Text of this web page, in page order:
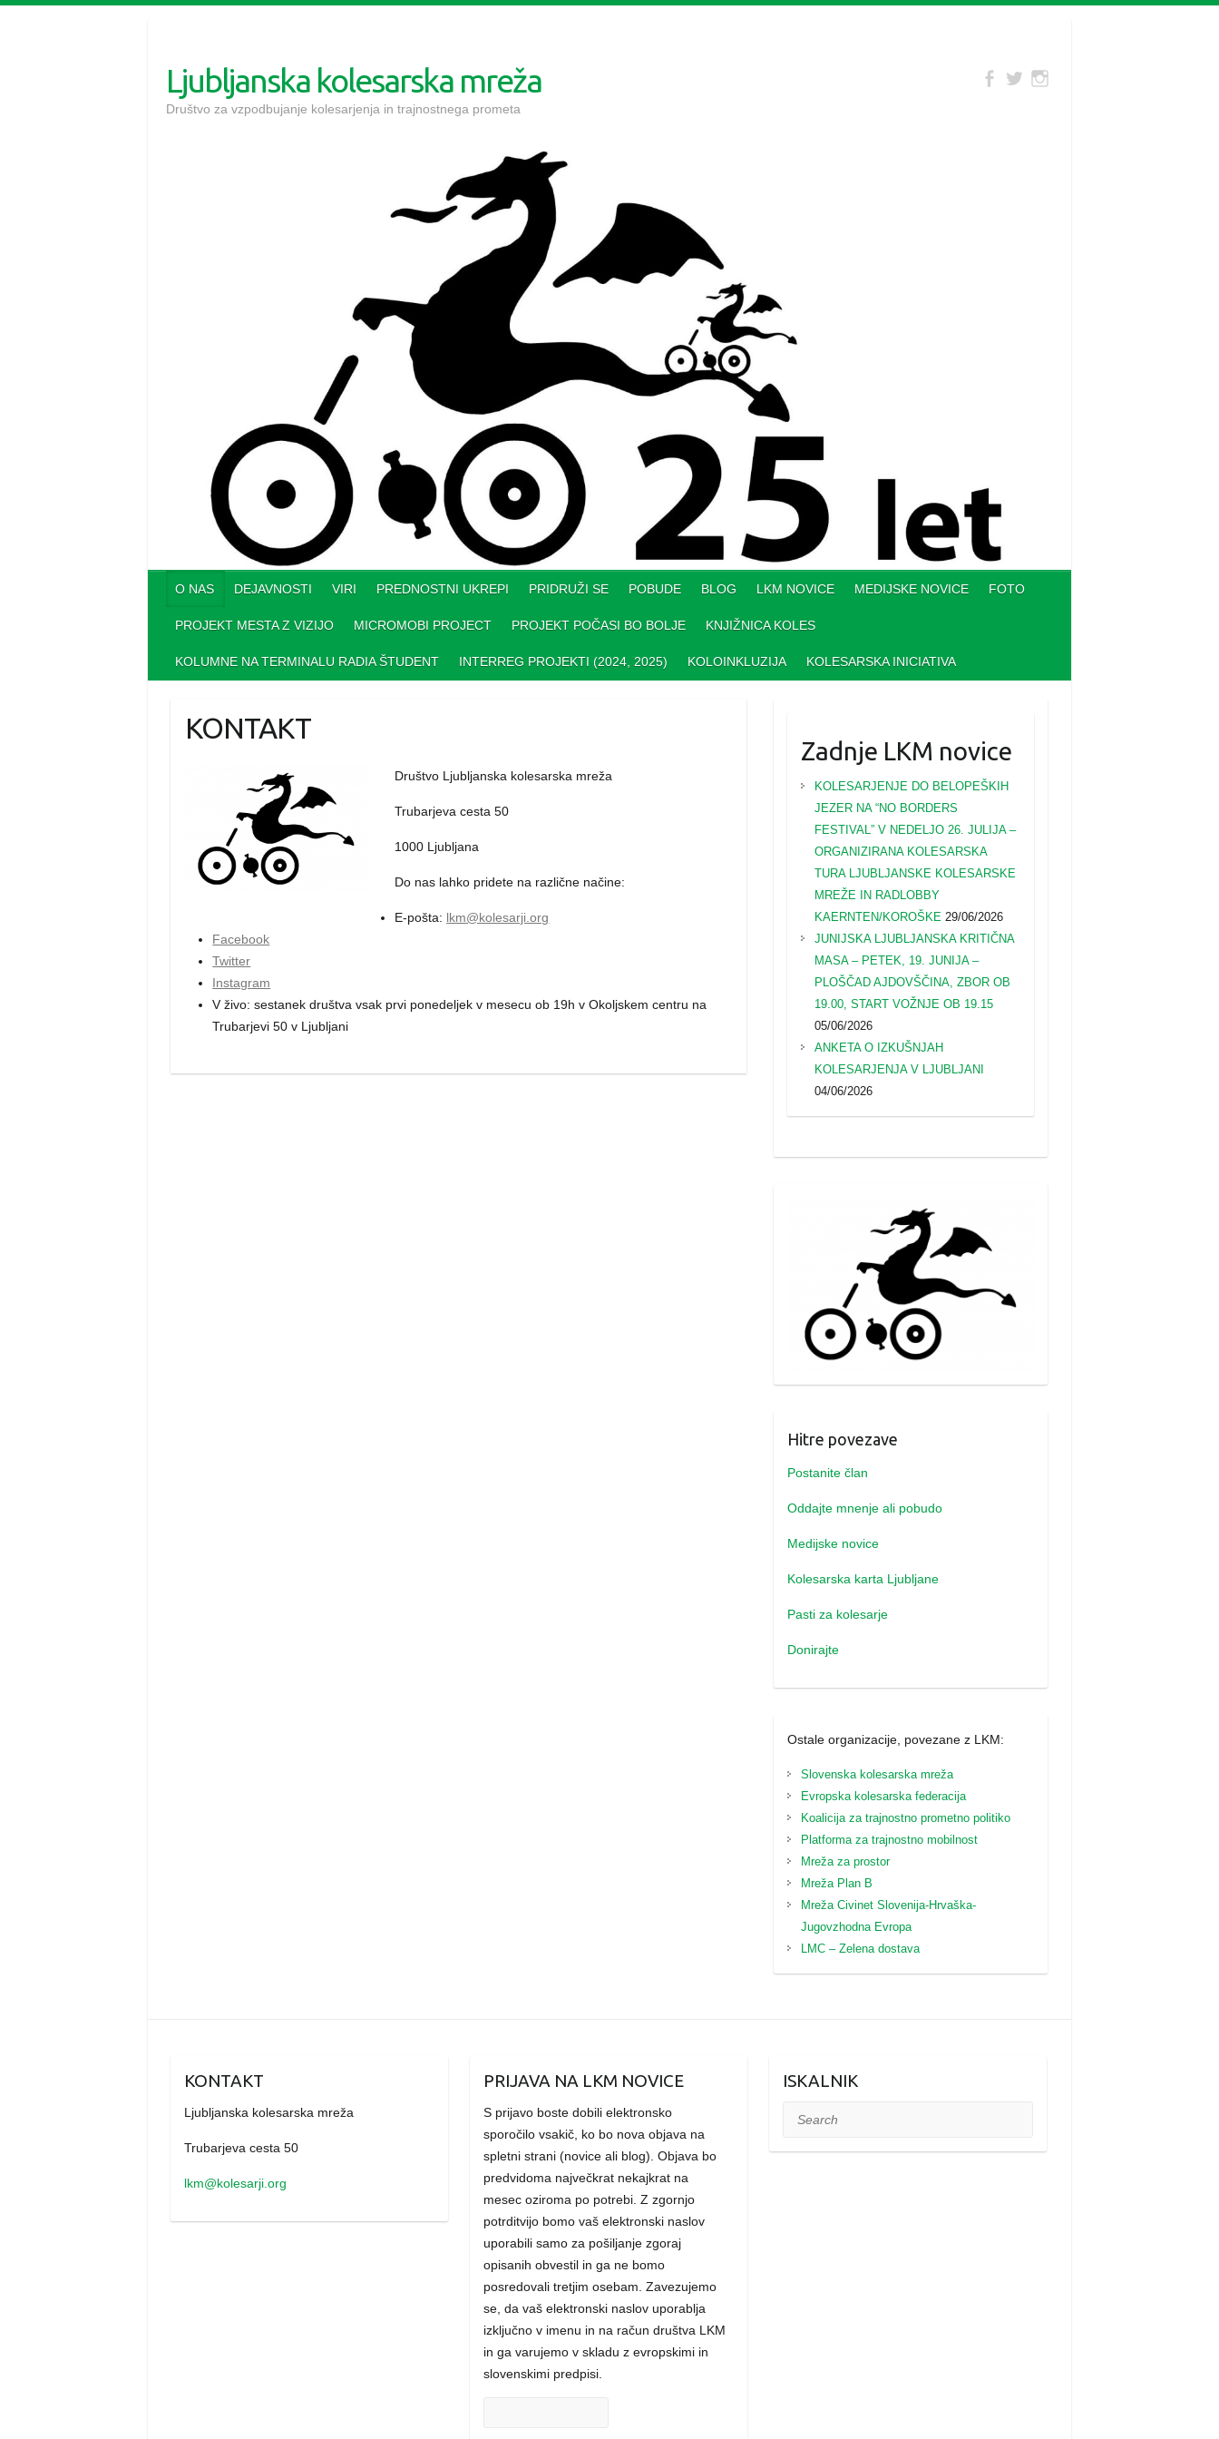
Ljubljanska kolesarska mreža
Društvo za vzpodbujanje kolesarjenja in trajnostnega prometa
O NAS DEJAVNOSTI VIRI PREDNOSTNI UKREPI PRIDRUŽI SE POBUDE BLOG LKM NOVICE MEDIJSKE NOVICE FOTO
PROJEKT MESTA Z VIZIJO MICROMOBI PROJECT PROJEKT POČASI BO BOLJE KNJIŽNICA KOLES
KOLUMNE NA TERMINALU RADIA ŠTUDENT INTERREG PROJEKTI (2024, 2025) KOLOINKLUZIJA KOLESARSKA INICIATIVA
KONTAKT
Društvo Ljubljanska kolesarska mreža
Trubarjeva cesta 50
1000 Ljubljana
Do nas lahko pridete na različne načine:
E-pošta: lkm@kolesarji.org
Facebook
Twitter
Instagram
V živo: sestanek društva vsak prvi ponedeljek v mesecu ob 19h v Okoljskem centru na
Trubarjevi 50 v Ljubljani
Zadnje LKM novice
KOLESARJENJE DO BELOPEŠKIH
JEZER NA “NO BORDERS
FESTIVAL” V NEDELJO 26. JULIJA –
ORGANIZIRANA KOLESARSKA
TURA LJUBLJANSKE KOLESARSKE
MREŽE IN RADLOBBY
KAERNTEN/KOROŠKE 29/06/2026
JUNIJSKA LJUBLJANSKA KRITIČNA
MASA – PETEK, 19. JUNIJA –
PLOŠČAD AJDOVŠČINA, ZBOR OB
19.00, START VOŽNJE OB 19.15
05/06/2026
ANKETA O IZKUŠNJAH
KOLESARJENJA V LJUBLJANI
04/06/2026
Hitre povezave
Postanite član
Oddajte mnenje ali pobudo
Medijske novice
Kolesarska karta Ljubljane
Pasti za kolesarje
Donirajte
Ostale organizacije, povezane z LKM:
Slovenska kolesarska mreža
Evropska kolesarska federacija
Koalicija za trajnostno prometno politiko
Platforma za trajnostno mobilnost
Mreža za prostor
Mreža Plan B
MrežaCivinet Slovenija-Hrvaška-
Jugovzhodna Evropa
LMC – Zelena dostava
KONTAKT
Ljubljanska kolesarska mreža
Trubarjeva cesta 50
lkm@kolesarji.org
PRIJAVA NA LKM NOVICE
S prijavo boste dobili elektronsko
sporočilo vsakič, ko bo nova objava na
spletni strani (novice ali blog). Objava bo
predvidoma največkrat nekajkrat na
mesec oziroma po potrebi. Z zgornjo
potrditvijo bomo vaš elektronski naslov
uporabili samo za pošiljanje zgoraj
opisanih obvestil in ga ne bomo
posredovali tretjim osebam. Zavezujemo
se, da vaš elektronski naslov uporablja
izključno v imenu in na račun društva LKM
in ga varujemo v skladu z evropskimi in
slovenskimi predpisi.
ISKALNIK
Search